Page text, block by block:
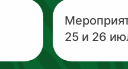
25 и 26